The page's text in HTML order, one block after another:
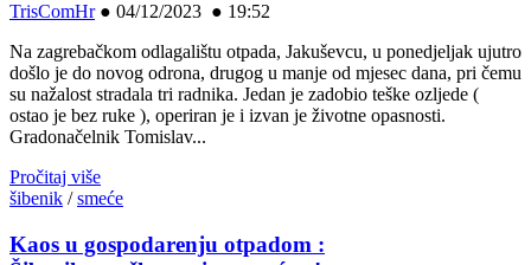
TrisComHr● 04/12/2023 ● 19:52
Na zagrebačkom odlagalištu otpada, Jakuševcu, u ponedjeljak ujutro
došlo je do novog odrona, drugog u manje od mjesec dana, pri čemu
su nažalost stradala tri radnika. Jedan je zadobio teške ozljede (
ostao je bez ruke ), operiran je i izvan je životne opasnosti.
Gradonačelnik Tomislav...
Pročitaj više
šibenik /smeće
Kaos u gospodarenju otpadom :